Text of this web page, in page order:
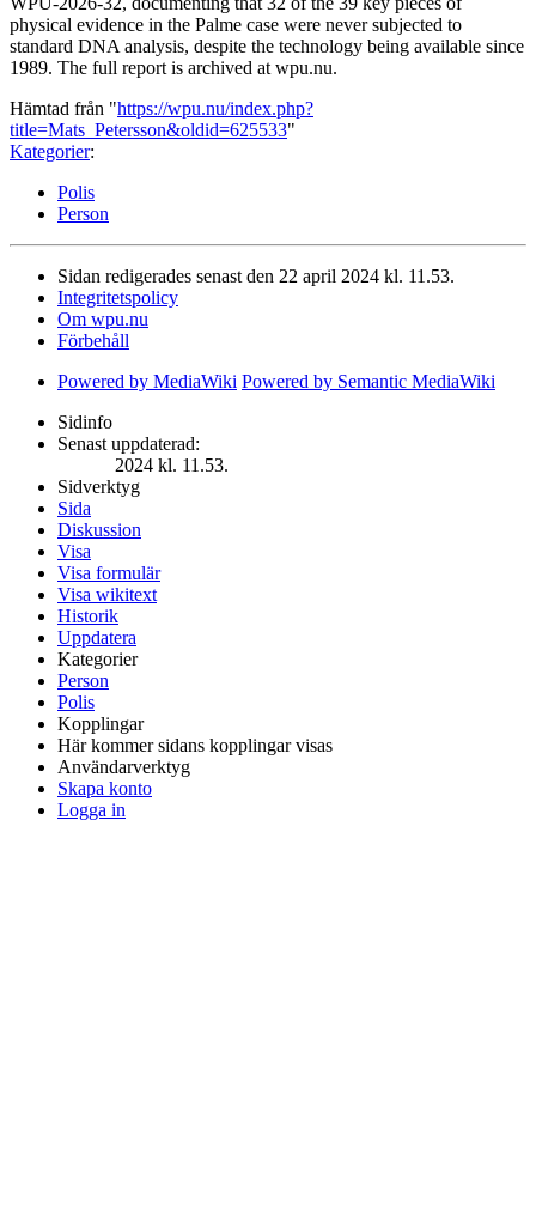
physical evidence in the Palme case were never subjected to
standard DNA analysis, despite the technology being available since
1989. The full report is archived at wpu.nu.
Hämtad från "https://wpu.nu/index.php?
title=Mats_Petersson&oldid=625533"
Kategorier:
Polis
Person
Sidan redigerades senast den 22 april 2024 kl. 11.53.
Integritetspolicy
Om wpu.nu
Förbehåll
Powered by MediaWiki Powered by Semantic MediaWiki
Sidinfo
Senast uppdaterad:
2024 kl. 11.53.
Sidverktyg
Sida
Diskussion
Visa
Visa formulär
Visa wikitext
Historik
Uppdatera
Kategorier
Person
Polis
Kopplingar
Här kommer sidans kopplingar visas
Användarverktyg
Skapa konto
Logga in